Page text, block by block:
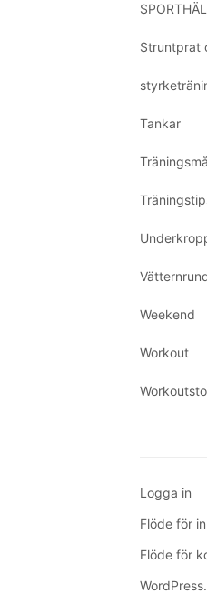
Struntprat
Tankar
Weekend
Workout
Logga in
Flöde för
Flöde för